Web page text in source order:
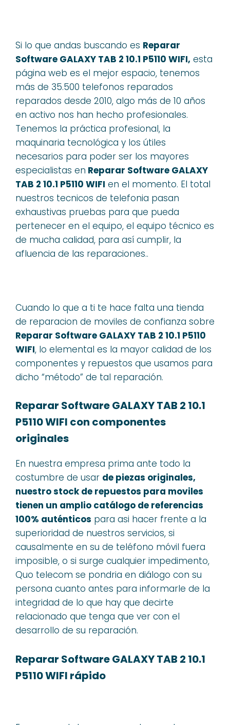
Si lo que andas buscando es Reparar
Software GALAXY TAB 2 10.1 P5110 WIFI, esta
página web es el mejor espacio, tenemos
más de 35.500 telefonos reparados
reparados desde 2010, algo más de 10 años
en activo nos han hecho profesionales.
Tenemos la práctica profesional, la
maquinaria tecnológica y los útiles
necesarios para poder ser los mayores
especialistas en Reparar Software GALAXY
TAB 2 10.1 P5110 WIFI en el momento. El total
nuestros tecnicos de telefonia pasan
exhaustivas pruebas para que pueda
pertenecer en el equipo, el equipo técnico es
de mucha calidad, para así cumplir, la
afluencia de las reparaciones..
Cuando lo que a ti te hace falta una tienda
de reparacion de moviles de confianza sobre
Reparar Software GALAXY TAB 2 10.1 P5110
WIFI, lo elemental es la mayor calidad de los
componentes y repuestos que usamos para
dicho “método” de tal reparación.
Reparar Software GALAXY TAB 2 10.1
P5110 WIFI con componentes
originales
En nuestra empresa prima ante todo la
costumbre de usar de piezas originales,
nuestro stock de repuestos para moviles
tienen un amplio catálogo de referencias
100% auténticos para asi hacer frente a la
superioridad de nuestros servicios, si
causalmente en su de teléfono móvil fuera
imposible, o si surge cualquier impedimento,
Quo telecom se pondria en diálogo con su
persona cuanto antes para informarle de la
integridad de lo que hay que decirte
relacionado que tenga que ver con el
desarrollo de su reparación.
Reparar Software GALAXY TAB 2 10.1
P5110 WIFI rápido